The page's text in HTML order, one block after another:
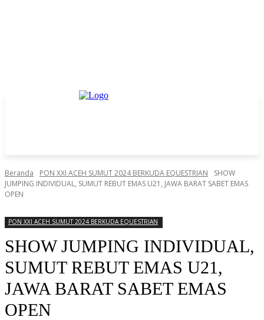
Beranda PON XXI ACEH SUMUT 2024 BERKUDA EQUESTRIAN
SHOW
JUMPING INDIVIDUAL, SUMUT REBUT EMAS U21, JAWA BARAT SABET EMAS
OPEN
PON XXI ACEH SUMUT 2024 BERKUDA EQUESTRIAN
SHOW JUMPING INDIVIDUAL,
SUMUT REBUT EMAS U21,
JAWA BARAT SABET EMAS
OPEN